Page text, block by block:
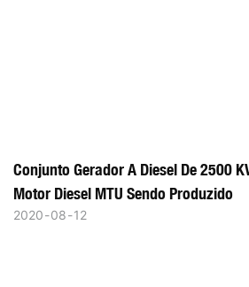
Conjunto Gerador A Diesel De 2500
Motor Diesel MTU Sendo Produzido
2020 08 12